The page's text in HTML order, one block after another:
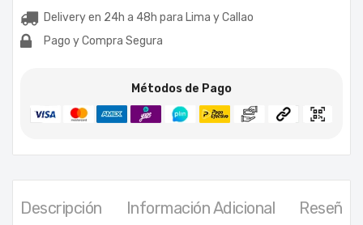
Delivery en 24h a 48h para Lima y Callao
Pago y Compra Segura
Métodos de Pago
Descripción Información Adicional Reseñas